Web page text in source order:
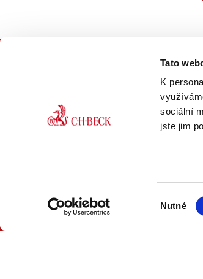
Tato
K
sociální
jste jim
Nutné